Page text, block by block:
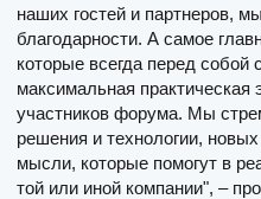
наших гостей и партнеров,
благодарности. А самое
которые всегда перед собой
максимальная
участников форума. Мы
решения и технологии,
мысли, которые помогут в
той или иной компании", –